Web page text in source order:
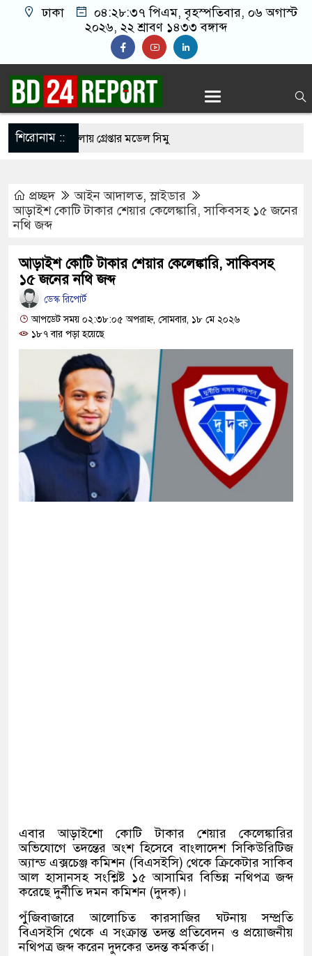
ঢাকা ০৪:২৮:৩৮ পিএম, বৃহস্পতিবার, ০৬ অগাস্ট
২০২৬, ২২ শ্রাবণ ১৪৩৩ বঙ্গাব্দ
শিরোনাম ::মামলায় গ্রেপ্তার মডেল সিমু
ফ্রি ফায়র গেম নিয়ে বিরোধে শিশু আবির হত্যা: দুই
নিজের চল্লিশা দুই হাজার মানুষকে খাওয়ালেন ৭০
‘জঙ্গিবাদের ন্যারেটিভ’ পুরনো রাজনীতি : পররাষ্ট্র
গ্রেপ্তারের দাবি ইরানের
২৪ ঘণ্টার মধ্যে আত্মসমর্পণের নির্দেশ
ডেকেছে এনসিপি
নতুন ঠিকানায় যাচ্ছেন বাংলাদেশের হামজা
প্রচ্ছদ আইন আদালত,স্লাইডার
আড়াইশ কোটি টাকার শেয়ার কেলেঙ্কারি, সাকিবসহ ১৫ জনের
নথি জব্দ
আড়াইশ কোটি টাকার শেয়ার কেলেঙ্কারি, সাকিবসহ
১৫ জনের নথি জব্দ
ডেস্ক রিপোর্ট
আপডেট সময় ০২:৩৮:০৫ অপরাহ্ন, সোমবার, ১৮ মে ২০২৬
১৮৭ বার পড়া হয়েছে
এবার আড়াইশো কোটি টাকার শেয়ার কেলেঙ্কারির
অভিযোগে তদন্তের অংশ হিসেবে বাংলাদেশ সিকিউরিটিজ
অ্যান্ড এক্সচেঞ্জ কমিশন (বিএসইসি) থেকে ক্রিকেটার সাকিব
আল হাসানসহ সংশ্লিষ্ট ১৫ আসামির বিভিন্ন নথিপত্র জব্দ
করেছে দুর্নীতি দমন কমিশন (দুদক) ।
পুঁজিবাজারে আলোচিত কারসাজির ঘটনায় সম্প্রতি
বিএসইসি থেকে এ সংক্রান্ত তদন্ত প্রতিবেদন ও প্রয়োজনীয়
নথিপত্র জব্দ করেন দুদকের তদন্ত কর্মকর্তা।